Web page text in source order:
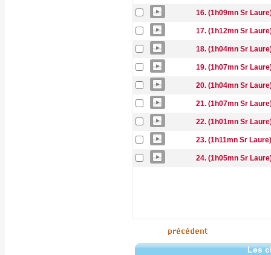
16. (1h09mn Sr
17. (1h12mn Sr
18. (1h04mn Sr
19. (1h07mn Sr
20. (1h04mn Sr
21. (1h07mn Sr
22. (1h01mn Sr
23. (1h11mn Sr
24. (1h05mn Sr
Les